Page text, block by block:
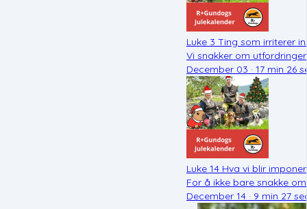
Luke 3 Ting som irriterer
Vi snakker om
December 03 · 17 min 26
Luke 14 Hva vi blir
For å ikke bare snakke
December 14 · 9 min 27